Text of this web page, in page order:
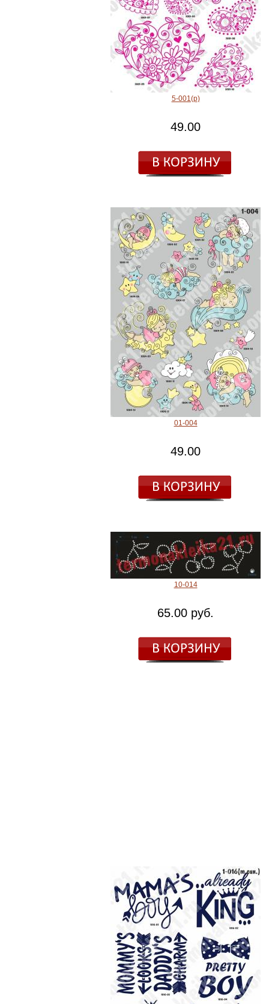
5-001(р)
49.00
01-004
49.00
10-014
65.00 руб.